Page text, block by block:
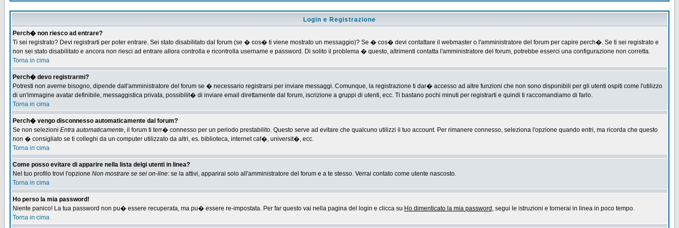
Login e Registrazione
Perch� non riesco ad entrare?
Ti sei registrato? Devi registrarti per poter entrare. Sei stato disabilitato dal forum (se � cos� ti viene mostrato un messaggio)? Se � cos� devi contattare il webmaster o l'amministratore del forum per capire perch�. Se ti sei registrato e
non sei stato disabilitato e ancora non riesci ad entrare allora controlla e ricontrolla username e password. Di solito il problema � questo, altrimenti contatta l'amministratore del forum, potrebbe esserci una configurazione non corretta.
Torna in cima
Perch� devo registrarmi?
Potresti non averne bisogno, dipende dall'amministratore del forum se � necessario registrarsi per inviare messaggi. Comunque, la registrazione ti dar� accesso ad altre funzioni che non sono disponibili per gli utenti ospiti come l'utilizzo
di un'immagine avatar definibile, messaggistica privata, possibilit� di inviare email direttamente dal forum, iscrizione a gruppi di utenti, ecc. Ti bastano pochi minuti per registrarti e quindi ti raccomandiamo di farlo.
Torna in cima
Perch� vengo disconnesso automaticamente dal forum?
Se non selezioni Entra automaticamente, il forum ti terr� connesso per un periodo prestabilito. Questo serve ad evitare che qualcuno utilizzi il tuo account. Per rimanere connesso, seleziona l'opzione quando entri, ma ricorda che questo
non � consigliato se ti colleghi da un computer utilizzato da altri, es. biblioteca, internet caf�, universit�, ecc.
Torna in cima
Come posso evitare di apparire nella lista delgi utenti in linea?
Nel tuo profilo trovi l'opzione Non mostrare se sei on-line: se la attivi, apparirai solo all'amministratore del forum e a te stesso. Verrai contato come utente nascosto.
Torna in cima
Ho perso la mia password!
Niente panico! La tua password non pu� essere recuperata, ma pu� essere re-impostata. Per far questo vai nella pagina del login e clicca su Ho dimenticato la mia password , segui le istruzioni e tornerai in linea in poco tempo.
Torna in cima